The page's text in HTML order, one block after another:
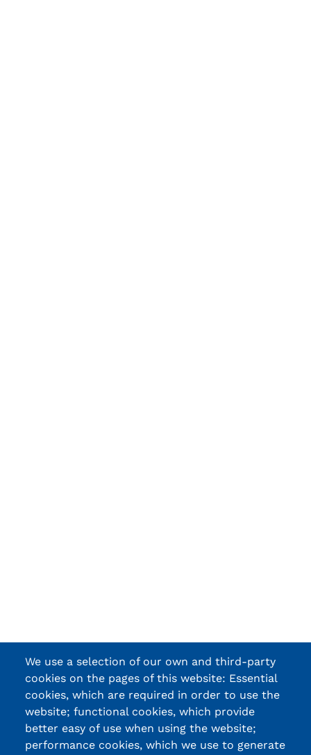
We use a selection of our own and third-party
cookies on the pages of this website: Essential
cookies, which are required in order to use the
website; functional cookies, which provide
better easy of use when using the website;
performance cookies, which we use to generate